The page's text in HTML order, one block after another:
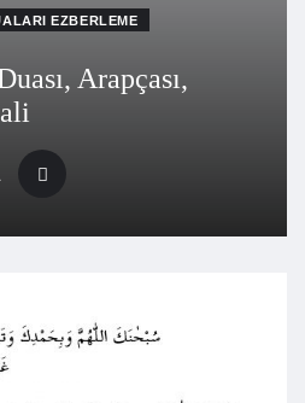
EZBERLEME
Arapçası,